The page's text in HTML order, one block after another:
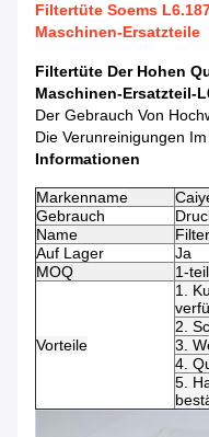
Filtertüte Soems
Maschinen-Ersatzteile
Filtertüte Der Hohen
Maschinen-Ersatzteil-
Der Gebrauch Von
Die Verunreinigungen
Informationen
Markenname
Gebrauch
Name
Auf Lager
Ja
MOQ
1-
Vorteile
1.
2.
3.
4.
5.